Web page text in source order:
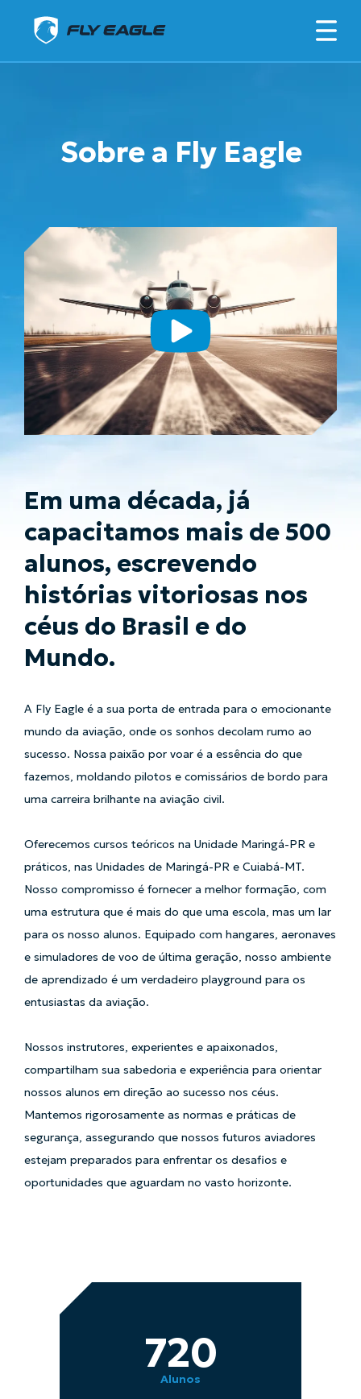
Sobre a Fly Eagle
Em uma década, já
capacitamos mais de 500
alunos, escrevendo
histórias vitoriosas nos
céus do Brasil e do
Mundo.
A Fly Eagle é a sua porta de entrada para o emocionante
mundo da aviação, onde os sonhos decolam rumo ao
sucesso. Nossa paixão por voar é a essência do que
fazemos, moldando pilotos e comissários de bordo para
uma carreira brilhante na aviação civil.
Oferecemos cursos teóricos na Unidade Maringá-PR e
práticos, nas Unidades de Maringá-PR e Cuiabá-MT.
Nosso compromisso é fornecer a melhor formação, com
uma estrutura que é mais do que uma escola, mas um lar
para os nosso alunos. Equipado com hangares, aeronaves
e simuladores de voo de última geração, nosso ambiente
de aprendizado é um verdadeiro playground para os
entusiastas da aviação.
Nossos instrutores, experientes e apaixonados,
compartilham sua sabedoria e experiência para orientar
nossos alunos em direção ao sucesso nos céus.
Mantemos rigorosamente as normas e práticas de
segurança, assegurando que nossos futuros aviadores
estejam preparados para enfrentar os desafios e
oportunidades que aguardam no vasto horizonte.
720
Alunos